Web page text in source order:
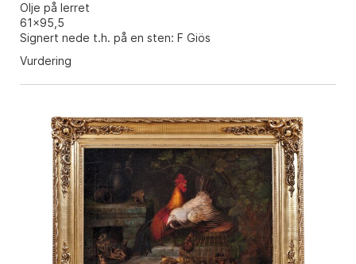
Olje på lerret
61x95,5
Signert nede t.h. på en sten: F Giös
Vurdering